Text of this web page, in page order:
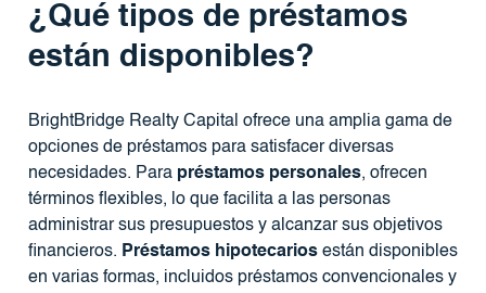
¿Qué tipos de préstamos
están disponibles?
BrightBridge Realty Capital ofrece una amplia gama de
opciones de préstamos para satisfacer diversas
necesidades. Para préstamos personales, ofrecen
términos flexibles, lo que facilita a las personas
administrar sus presupuestos y alcanzar sus objetivos
financieros. Préstamos hipotecariosestán disponibles
en varias formas, incluidos préstamos convencionales y